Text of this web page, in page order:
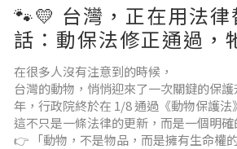
點版👇➡️ 不是飼主自己決定
➡️ 不是任何人
🐾💛 台灣，正在用法律
話：動保法修正通過，
是「物品」
在很多人沒有注意到的時候，
台灣的動物，悄悄迎來了一次關鍵的保護
年，行政院終於在 1/8 通過《動物保護法
這不只是一條法律的更新，而是一個明
👉 「動物，不是物品，而是擁有生命權